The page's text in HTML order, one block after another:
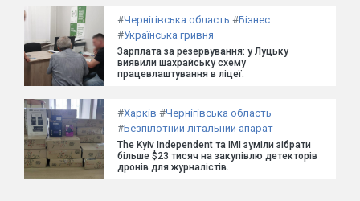
#Чернігівська область #Бізнес
#Українська гривня
Зарплата за резервування: у Луцьку
виявили шахрайську схему
працевлаштування в ліцеї.
#Харків #Чернігівська область
#Безпілотний літальний апарат
The Kyiv Independent та ІМІ зуміли зібрати
більше $23 тисяч на закупівлю детекторів
дронів для журналістів.